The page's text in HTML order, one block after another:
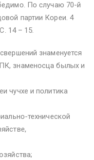
По случаю 70-й
партии Кореи. 4
14 – 15.
знаменуется
знаменосца былых и
чучхе и политика
технической